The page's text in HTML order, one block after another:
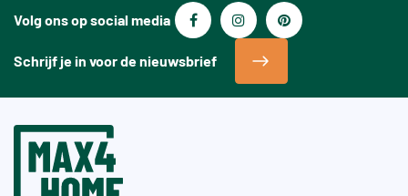
Volg ons op social media
Schrijf je in voor de nieuwsbrief